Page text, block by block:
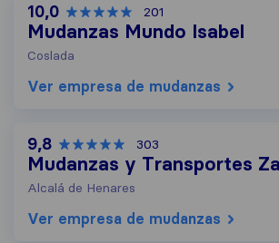
10,0 201
Mudanzas Mundo Isabel
Coslada
Ver empresa de mudanzas
9,8 303
Mudanzas y Transportes
Alcalá de Henares
Ver empresa de mudanzas